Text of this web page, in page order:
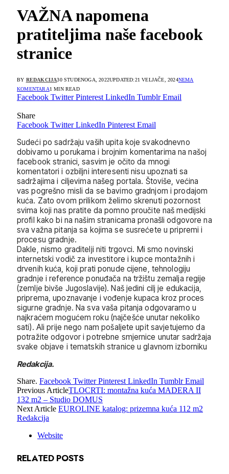
VAŽNA napomena
pratiteljima naše facebook
stranice
BY REDAKCIJA30 STUDENOGA, 2022UPDATED:21 VELJAČE, 2024NEMA
KOMENTARA1 MIN READ
Facebook Twitter Pinterest LinkedIn Tumblr Email
Share
Facebook Twitter LinkedIn Pinterest Email
Sudeći po sadržaju vaših upita koje svakodnevno
dobivamo u porukama i brojnim komentarima na našoj
facebook stranici, sasvim je očito da mnogi
komentatori i ozbiljni interesenti nisu upoznati sa
sadržajima i ciljevima našeg portala. Štoviše, većina
vas pogrešno misli da se bavimo gradnjom i prodajom
kuća. Zato ovom prilikom želimo skrenuti pozornost
svima koji nas pratite da pomno proučite naš medijski
profil kako bi na našim stranicama pronašli odgovore na
sva važna pitanja sa kojima se susrećete u pripremi i
procesu gradnje.
Dakle, nismo graditelji niti trgovci. Mi smo novinski
internetski vodič za investitore i kupce montažnih i
drvenih kuća, koji prati ponude cijene, tehnologiju
gradnje i reference ponuđača na tržištu zemalja regije
(zemlje bivše Jugoslavije). Naš jedini cilj je edukacija,
priprema, upoznavanje i vođenje kupaca kroz proces
sigurne gradnje. Na sva vaša pitanja odgovaramo u
najkraćem mogućem roku (najčešće unutar nekoliko
sati). Ali prije nego nam pošaljete upit savjetujemo da
potražite odgovor i potrebne smjernice unutar sadržaja
svake objave i tematskih stranice u glavnom izborniku
Redakcija.
Share. Facebook Twitter Pinterest LinkedIn Tumblr Email
Previous ArticleTLOCRTI: montažna kuća MADERA II
132 m2 – Studio DOMUS
Next Article EUROLINE katalog: prizemna kuća 112 m2
Redakcija
Website
RELATED POSTS